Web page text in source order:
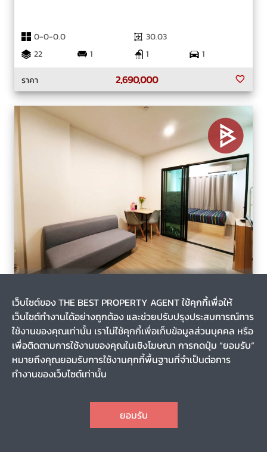
0-0-0.0
30.03
22
1 1
1
ราคา
2,690,000
รหัส T-141484
ขาย/เช่า คอนโด มี บางนา-บางบ่อ (Condo Me Bangna-Bangbo)
สมุทรปราการ
0-0-0
25.23
5
1,290,000
เว็บไซต์ของ THE BEST PROPERTY AGENT ใช้คุกกี้เพื่อให้
เว็บไซต์ทำงานได้อย่างถูกต้อง และช่วยปรับปรุงประสบการณ์การ
ใช้งานของคุณเท่านั้น เราไม่ใช้คุกกี้เพื่อเก็บข้อมูลส่วนบุคคล หรือ
เพื่อติดตามการใช้งานของคุณในเชิงโฆษณา การกดปุ่ม “ยอมรับ”
หมายถึงคุณยอมรับการใช้งานคุกกี้พื้นฐานที่จำเป็นต่อการ
ทำงานของเว็บไซต์เท่านั้น
ยอมรับ